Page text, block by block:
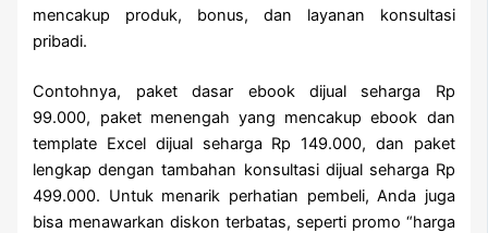
mencakup produk, bonus, dan layanan konsultasi
pribadi.
Contohnya, paket dasar ebook dijual seharga Rp
99.000, paket menengah yang mencakup ebook dan
template Excel dijual seharga Rp 149.000, dan paket
lengkap dengan tambahan konsultasi dijual seharga Rp
499.000. Untuk menarik perhatian pembeli, Anda juga
bisa menawarkan diskon terbatas, seperti promo “harga